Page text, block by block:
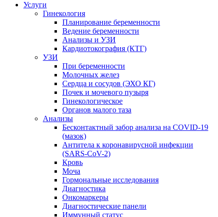
Услуги
Гинекология
Планирование беременности
Ведение беременности
Анализы и УЗИ
Кардиотокография (КТГ)
УЗИ
При беременности
Молочных желез
Сердца и сосудов (ЭХО КГ)
Почек и мочевого пузыря
Гинекологическое
Органов малого таза
Анализы
Бесконтактный забор анализа на COVID-19
(мазок)
Антитела к коронавирусной инфекции
(SARS-CoV-2)
Кровь
Моча
Гормональные исследования
Диагностика
Онкомаркеры
Диагностические панели
Иммунный статус